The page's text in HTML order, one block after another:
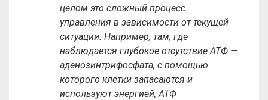
целом это сложный процесс
управления в зависимости от текущей
ситуации. Например, там, где
наблюдается глубокое отсутствие АТФ —
аденозинтрифосфата, с помощью
которого клетки запасаются и
используют энергией, АТФ